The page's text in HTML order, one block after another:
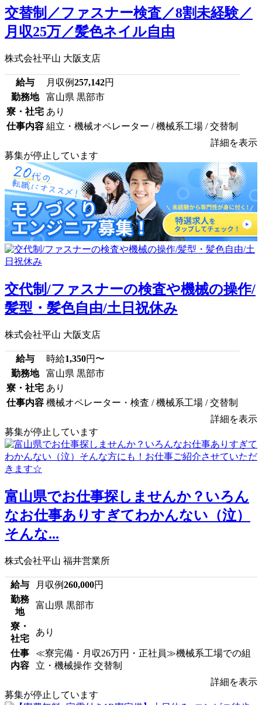
交替制／ファスナー検査／8割未経験／
月収25万／髪色ネイル自由
株式会社平山 大阪支店
給与 月収例257,142円
勤務地
富山県 黒部市
寮・社宅 あり
仕事内容 組立・機械オペレーター / 機械系工場 / 交替制
詳細を表示
募集が停止しています
交代制/ファスナーの検査や機械の操作/
髪型・髪色自由/土日祝休み
株式会社平山 大阪支店
給与 時給1,350円〜
勤務地
富山県 黒部市
寮・社宅 あり
仕事内容 機械オペレーター・検査 / 機械系工場 / 交替制
詳細を表示
募集が停止しています
富山県でお仕事探しませんか？いろん
なお仕事ありすぎてわかんない（泣）
そんな...
株式会社平山 福井営業所
給与 月収例260,000円
勤務
地
富山県 黒部市
寮・
社宅
あり
仕事
内容
≪寮完備・月収26万円・正社員≫機械系工場での組
立・機械操作 交替制
詳細を表示
募集が停止しています